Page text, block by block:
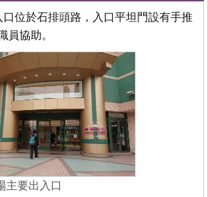
位於石排頭路，入口平坦門設有手推
員協助。
主要出入口